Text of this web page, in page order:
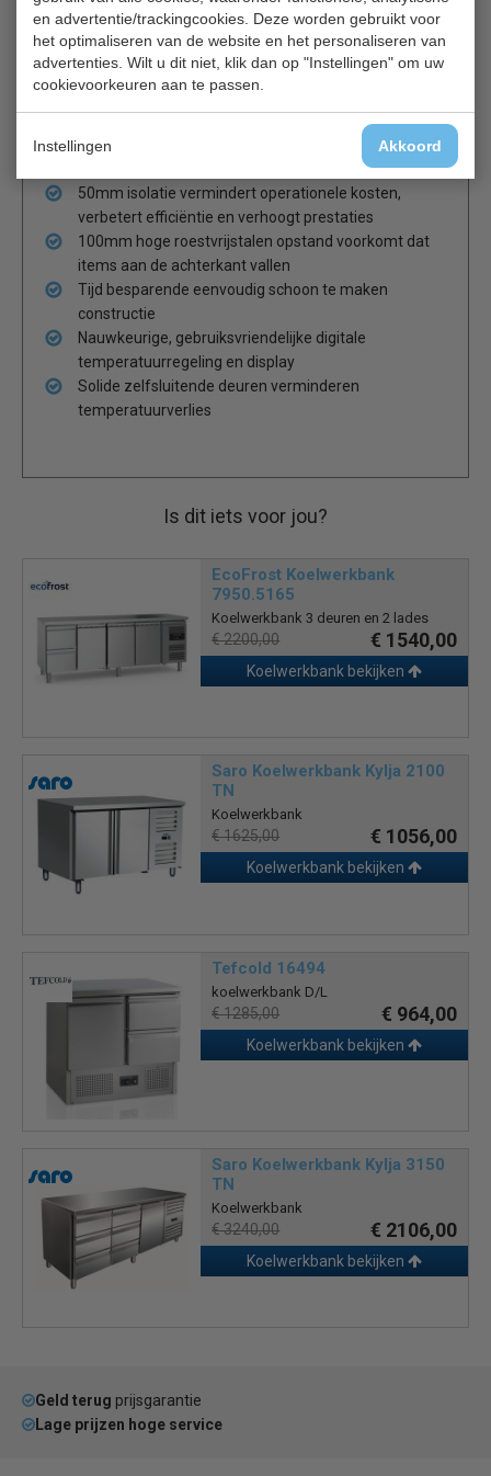
en advertentie/trackingcookies. Deze worden gebruikt voor
het optimaliseren van de website en het personaliseren van
advertenties. Wilt u dit niet, klik dan op "Instellingen" om uw
cookievoorkeuren aan te passen.
Instellingen Akkoord
capaciteit
Stevige vergrendelbare zwenkwielen maken
eenvoudige positionering mogelijk
Automatische ontdooiing maximaliseert de
Ventilatorondersteunde koeling zorgt voor snelle
50mm isolatie vermindert operationele kosten,
verbetert efficiëntie en verhoogt prestaties
100mm hoge roestvrijstalen opstand voorkomt dat
items aan de achterkant vallen
Tijd besparende eenvoudig schoon te maken
constructie
Nauwkeurige, gebruiksvriendelijke digitale
temperatuurregeling en display
Solide zelfsluitende deuren verminderen
temperatuurverlies
Is dit iets voor jou?
EcoFrost Koelwerkbank
7950.5165
Koelwerkbank 3 deuren en 2 lades
€ 2200,00 € 1540,00
Koelwerkbank bekijken
Saro Koelwerkbank Kylja 2100
TN
Koelwerkbank
€ 1625,00 € 1056,00
Koelwerkbank bekijken
Tefcold 16494
koelwerkbank D/L
€ 1285,00 € 964,00
Koelwerkbank bekijken
Saro Koelwerkbank Kylja 3150
TN
Koelwerkbank
€ 3240,00 € 2106,00
Koelwerkbank bekijken
Geld terug prijsgarantie
Lage prijzen hoge service